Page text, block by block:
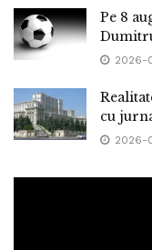
Pe 8
2026-
cu
2026-